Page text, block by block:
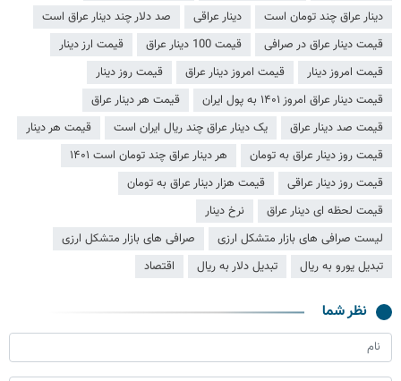
دینار عراق چند تومان است
دینار عراقی
صد دلار چند دینار عراق است
قیمت دینار عراق در صرافی
قیمت 100 دینار عراق
قیمت ارز دینار
قیمت امروز دینار
قیمت امروز دینار عراق
قیمت روز دینار
قیمت دینار عراق امروز ۱۴۰۱ به پول ایران
قیمت هر دینار عراق
قیمت صد دینار عراق
یک دینار عراق چند ریال ایران است
قیمت هر دینار
قیمت روز دینار عراق به تومان
هر دینار عراق چند تومان است ۱۴۰۱
قیمت روز دینار عراقی
قیمت هزار دینار عراق به تومان
قیمت لحظه ای دینار عراق
نرخ دینار
لیست صرافی های بازار متشکل ارزی
صرافی های بازار متشکل ارزی
تبدیل یورو به ریال
تبدیل دلار به ریال اقتصاد
نظر شما